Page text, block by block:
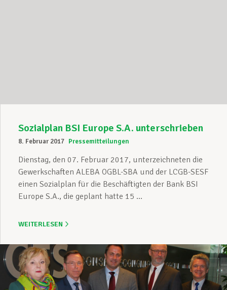
Sozialplan BSI Europe S.A. unterschrieben
8. Februar 2017 Pressemitteilungen
Dienstag, den 07. Februar 2017, unterzeichneten die
Gewerkschaften ALEBA OGBL-SBA und der LCGB-SESF
einen Sozialplan für die Beschäftigten der Bank BSI
Europe S.A., die geplant hatte 15 ...
WEITERLESEN